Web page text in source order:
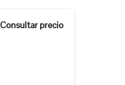
Consultar precio